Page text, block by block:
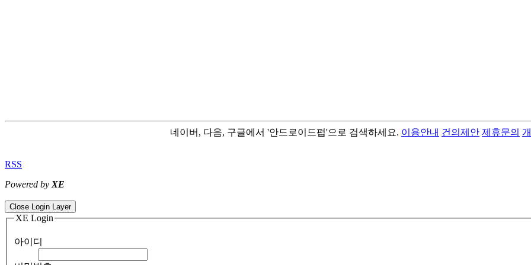
네이버, 다음, 구글에서 '안드로이드펍'으로 검색하세요. 이용안내 건의제안 제휴문의
RSS
Powered by XE
Close Login Layer
XE Login
아이디